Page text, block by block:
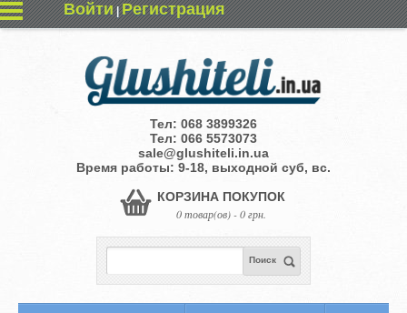
Войти|Регистрация
Тел: 068 3899326
Тел: 066 5573073
sale@glushiteli.in.ua
Время работы: 9-18, выходной суб, вс.
КОРЗИНА ПОКУПОК
0 товар(ов) - 0 грн.
Поиск